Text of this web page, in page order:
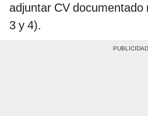
adjuntar CV documentado
3 y 4).